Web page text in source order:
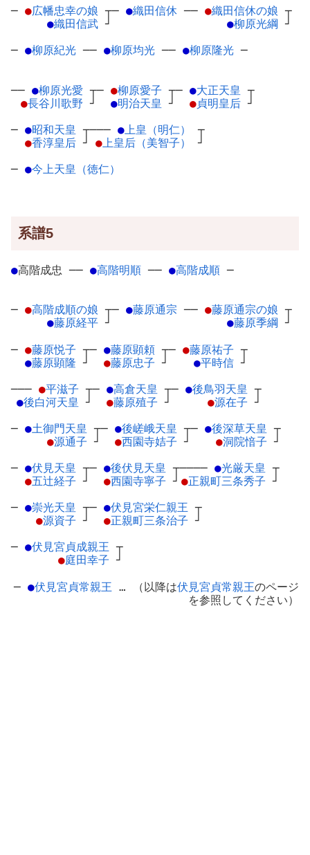
─ ●広幡忠幸の娘 ┬
●織田信武 ┘
─ ●織田信休 ── ●織田信休の娘 ┬
●柳原光綱 ┘
─ ●柳原紀光 ── ●柳原均光 ── ●柳原隆光 ─
── ●柳原光愛 ┬
●長谷川歌野 ┘
─ ●柳原愛子 ┬
●明治天皇 ┘
─ ●大正天皇 ┬
●貞明皇后 ┘
─ ●昭和天皇 ┬
●香淳皇后 ┘
─── ● 上皇（明仁）
┬
● 上皇后（美智子） ┘
─ ●今上天皇（徳仁）
系譜5
●高階成忠 ── ●高階明順 ── ●高階成順 ─
─ ●高階成順の娘 ┬
●藤原経平 ┘
─ ●藤原通宗 ── ●藤原通宗の娘 ┬
●藤原季綱 ┘
─ ●藤原悦子 ┬
●藤原顕隆 ┘
─ ●藤原顕頼 ┬
●藤原忠子 ┘
─ ●藤原祐子 ┬
●平時信 ┘
─── ●平滋子 ┬
●後白河天皇 ┘
─ ●高倉天皇 ┬
●藤原殖子 ┘
─ ●後鳥羽天皇 ┬
●源在子 ┘
─ ●土御門天皇 ┬
●源通子 ┘
─ ●後嵯峨天皇 ┬
●西園寺姞子 ┘
─ ●後深草天皇 ┬
●洞院愔子 ┘
─ ●伏見天皇 ┬
●五辻経子 ┘
─ ●後伏見天皇 ┬
●西園寺寧子 ┘
──── ●光厳天皇 ┬
●正親町三条秀子 ┘
─ ●崇光天皇 ┬
●源資子 ┘
─ ●伏見宮栄仁親王 ┬
●正親町三条治子 ┘
─ ●伏見宮貞成親王 ┬
●庭田幸子 ┘
─ ●伏見宮貞常親王 … （以降は伏見宮貞常親王のページ
を参照してください）